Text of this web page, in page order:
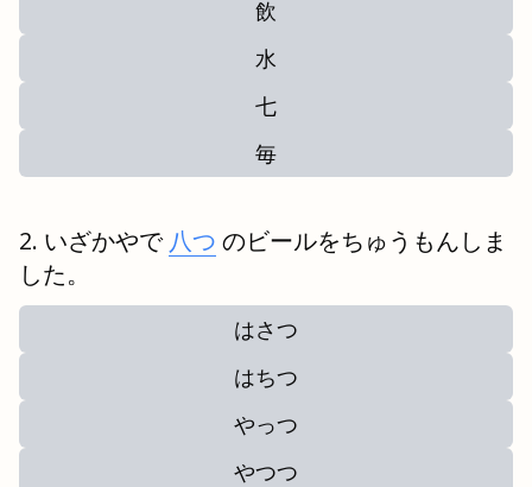
飲
水
七
毎
いざかやで 八つ のビールをちゅうもんしま
した。
はさつ
はちつ
やっつ
やつつ